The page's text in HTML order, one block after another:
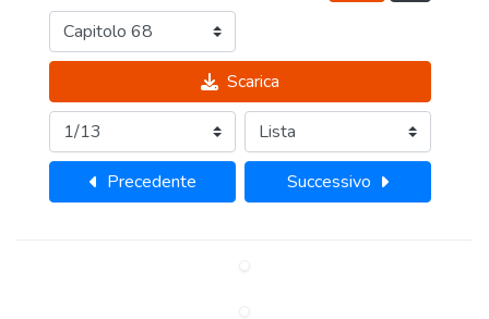
Scarica
Precedente Successivo